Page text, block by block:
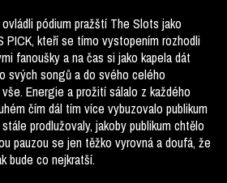
pódium pražští The Slots jako
PICK, kteří se tímo vystopením rozhodli
fanoušky a na čas si jako kapela dát
svých songů a do svého celého
Energie a prožití sálalo z každého
čím dál tím více vybuzovalo publikum
prodlužovaly, jakoby publikum chtělo
pauzou se jen těžko vyrovná a doufá, že
bude co nejkratší.